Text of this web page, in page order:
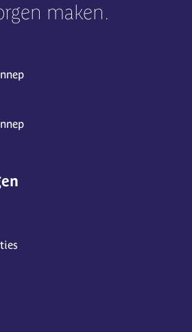
maken.